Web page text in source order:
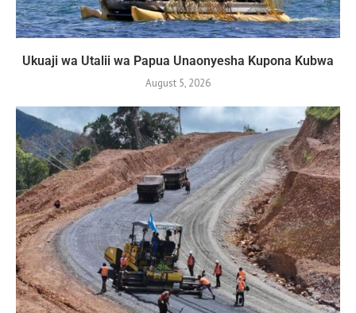
Ukuaji wa Utalii wa Papua Unaonyesha Kupona Kubwa
August 5, 2026